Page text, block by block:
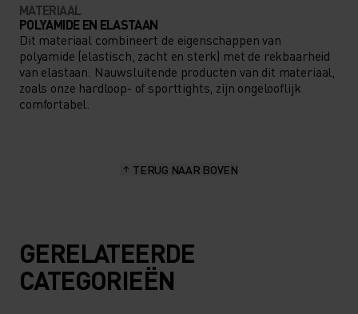
MATERIAAL
POLYAMIDE EN ELASTAAN
Dit materiaal combineert de eigenschappen van
polyamide (elastisch, zacht en sterk) met de rekbaarheid
van elastaan. Nauwsluitende producten van dit materiaal,
zoals onze hardloop- of sporttights, zijn ongelooflijk
comfortabel.
TERUG NAAR BOVEN
GERELATEERDE
CATEGORIEËN